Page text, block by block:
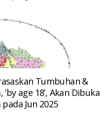
Tumbuhan &
age 18’, Akan Dibuka
Jun 2025